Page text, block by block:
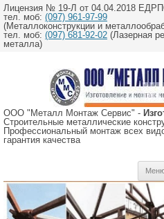
Лицензия № 19-Л от 04.04.2018
тел. моб: (097) 961-97-99
(Металлоконструкции и
тел. моб: (097) 681-92-02 (Лазерная
металла)
ООО "Металл Монтаж Сервис" -
Строительные металлические
Профессиональный монтаж всех
гарантия качества